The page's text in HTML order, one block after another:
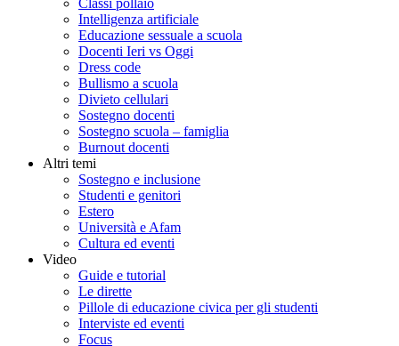
Classi pollaio
Intelligenza artificiale
Educazione sessuale a scuola
Docenti Ieri vs Oggi
Dress code
Bullismo a scuola
Divieto cellulari
Sostegno docenti
Sostegno scuola – famiglia
Burnout docenti
Altri temi
Sostegno e inclusione
Studenti e genitori
Estero
Università e Afam
Cultura ed eventi
Video
Guide e tutorial
Le dirette
Pillole di educazione civica per gli studenti
Interviste ed eventi
Focus